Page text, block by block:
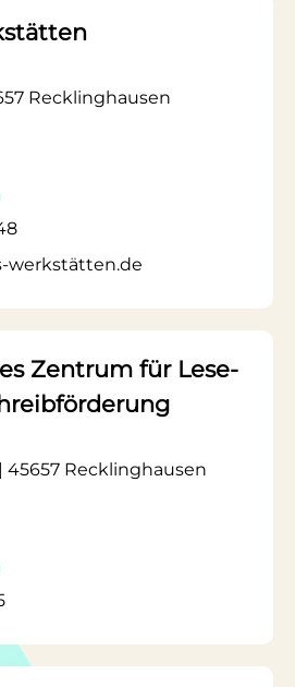
Recklinghausen
werkstätten.de
Zentrum für Lese-
45657 Recklinghausen